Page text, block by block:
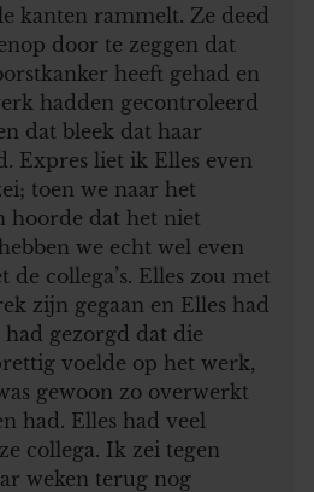
kanten rammelt. Ze deed
door te zeggen dat
heeft gehad en
hadden gecontroleerd
dat bleek dat haar
Expres liet ik Elles even
toen we naar het
hoorde dat het niet
we echt wel even
de collega’s. Elles zou met
zijn gegaan en Elles had
had gezorgd dat die
voelde op het werk,
gewoon zo overwerkt
had. Elles had veel
collega. Ik zei tegen
weken terug nog